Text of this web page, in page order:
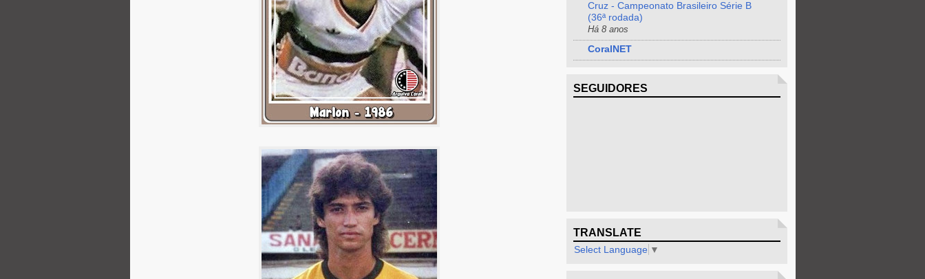
Cruz - Campeonato Brasileiro Série B
(36ª rodada)
Há 8 anos
CoralNET
SEGUIDORES
TRANSLATE
Select Language ▼